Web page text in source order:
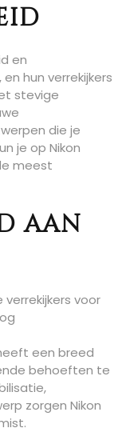
en
hun verrekijkers
stevige
die je
je op Nikon
meest
aan
voor
een breed
behoeften te
zorgen Nikon